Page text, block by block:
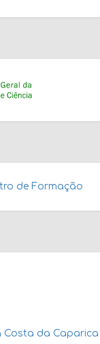
de Formação
Costa da Caparica